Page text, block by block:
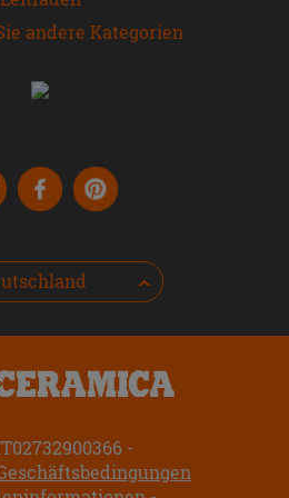
andere Kategorien